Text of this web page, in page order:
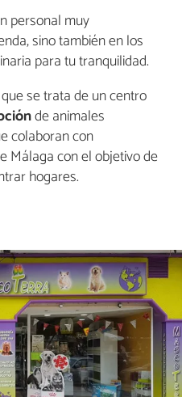
personal muy
sino también en los
para tu tranquilidad.
se trata de un centro
de animales
colaboran con
Málaga con el objetivo de
hogares.